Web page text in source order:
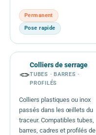
Permanent
Pose rapide
🪢
Colliers de serrage
TUBES · BARRES ·
PROFILÉS
Colliers plastiques ou inox
passés dans les œillets du
traceur. Compatibles tubes,
barres, cadres et profilés de